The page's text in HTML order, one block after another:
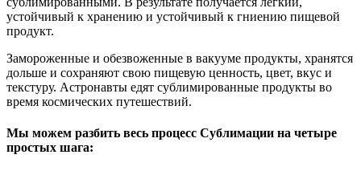
устойчивый к хранению и устойчивый к гниению пищевой
продукт.
Замороженные и обезвоженные в вакууме продукты, хранятся
дольше и сохраняют свою пищевую ценность, цвет, вкус и
текстуру. Астронавты едят сублимированные продукты во
время космических путешествий.
Мы можем разбить весь процесс Сублимации на четыре
простых шага: